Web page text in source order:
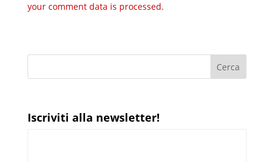
your comment data is processed.
Iscriviti alla newsletter!